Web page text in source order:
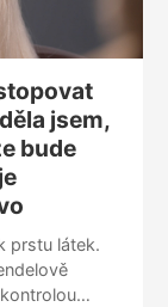
jsem,
bude
prstu látek.